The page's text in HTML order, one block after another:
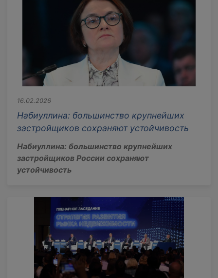
16.02.2026
Набиуллина: большинство крупнейших
застройщиков сохраняют устойчивость
Набиуллина: большинство крупнейших
застройщиков России сохраняют
устойчивость